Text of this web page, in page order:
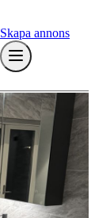
Skapa annons